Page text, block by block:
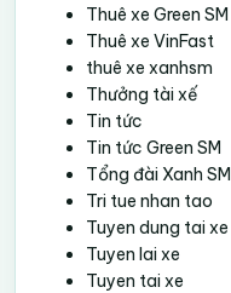
Thuê xe Green SM
Thuê xe VinFast
thuê xe xanhsm
Thưởng tài xế
Tin tức
Tin tức Green SM
Tổng đài Xanh SM
Tri tue nhan tao
Tuyen dung tai xe
Tuyen lai xe
Tuyen tai xe